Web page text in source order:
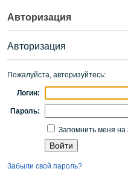
Авторизация
Авторизация
Пожалуйста, авторизуйтесь:
Логин:
Пароль:
Запомнить меня на
Забыли свой пароль?